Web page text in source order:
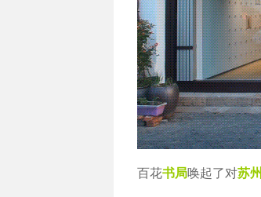
百花书局唤起了对苏州